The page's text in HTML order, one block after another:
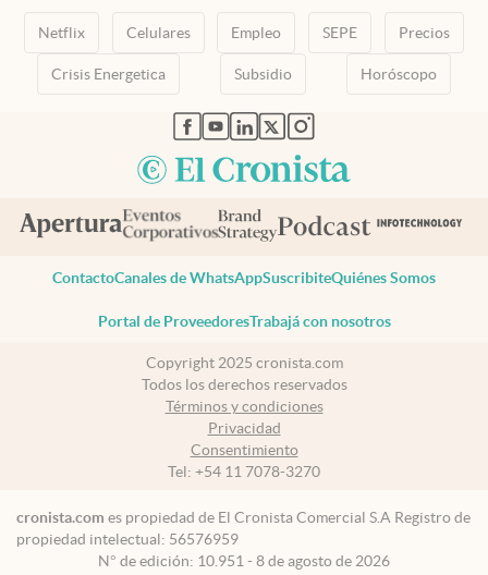
Netflix Celulares Empleo SEPE Precios
Crisis Energetica Subsidio Horóscopo
abre en nueva pestaña
abre en nueva pestaña
abre en nueva pestaña
abre en nueva pestaña
abre en nueva pestaña
ContactoCanales de WhatsAppSuscribiteQuiénes Somos
Portal de ProveedoresTrabajá con nosotros
Copyright 2025 cronista.com
Todos los derechos reservados
Términos y condiciones
Privacidad
Consentimiento
Tel: +54 11 7078-3270
cronista.com es propiedad de El Cronista Comercial S.A Registro de
propiedad intelectual: 56576959
N° de edición: 10.951 - 8 de agosto de 2026